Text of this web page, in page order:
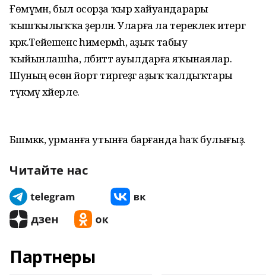
Ғөмүмән, был осорҙа ҡыр хайуандарары
ҡышҡылыҡҡа әҙерләнә. Уларға ла тереклек итергә
кәрәк.Тейешенсә һимермәһә, аҙыҡ табыу
ҡыйынлашһа, әлбиттә ауылдарға яҡынаялар.
Шуның өсөн йорт тирәгеҙгә аҙыҡ ҡалдыҡтары
түкмәү хәйерле.
Бәшмәккә, урманға утынға барғанда һаҡ булығыҙ.
Читайте нас
Партнеры